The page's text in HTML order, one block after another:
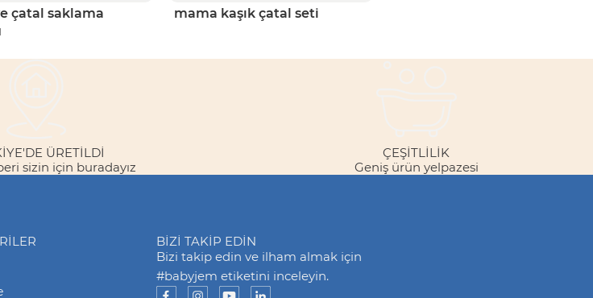
çatal saklama
mama kaşık çatal seti
ÜRETİLDİ
sizin için buradayız
ÇEŞITLILIK
Geniş ürün yelpazesi
BİZİ TAKİP EDİN
Bizi takip edin ve ilham almak için
#babyjem etiketini inceleyin.